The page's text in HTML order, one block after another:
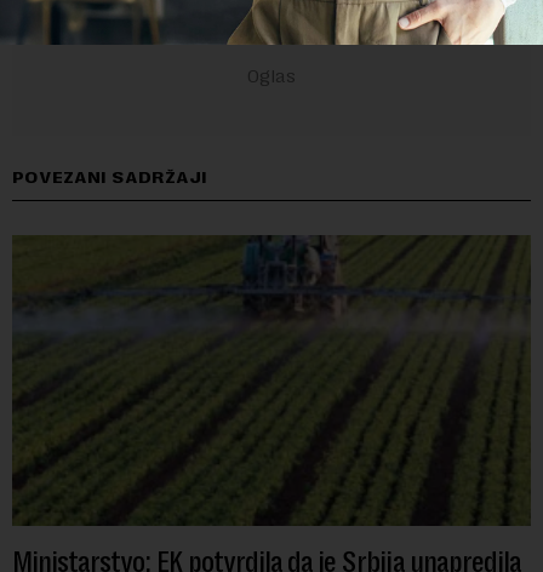
POVEZANI SADRŽAJI
Ministarstvo: EK potvrdila da je Srbija unapredila